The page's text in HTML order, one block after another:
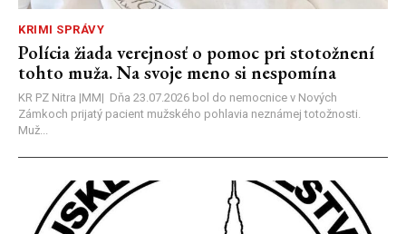
KRIMI SPRÁVY
Polícia žiada verejnosť o pomoc pri stotožnení
tohto muža. Na svoje meno si nespomína
KR PZ Nitra |MM| Dňa 23.07.2026 bol do nemocnice v Nových
Zámkoch prijatý pacient mužského pohlavia neznámej totožnosti.
Muž...